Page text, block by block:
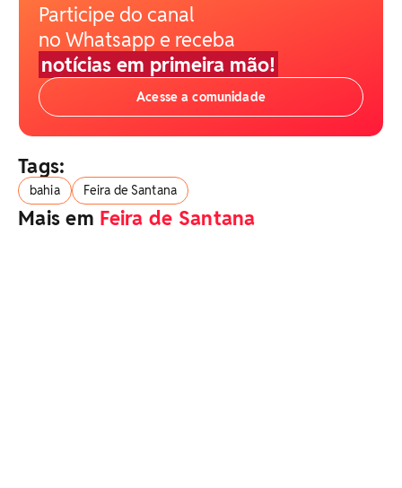
Participe do canal
no Whatsapp e receba
notícias em primeira mão!
Acesse a comunidade
Tags:
bahia Feira de Santana
Mais em Feira de Santana